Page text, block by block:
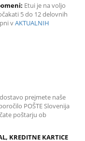
Etui je na voljo
5 do 12 delovnih
vAKTUALNIH
prejmete naše
POŠTE Slovenija
poštarju ob
KREDITNE KARTICE